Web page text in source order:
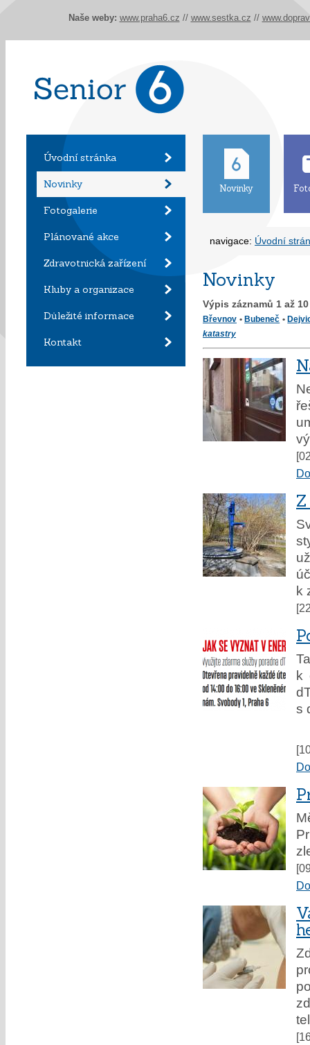
Úvodní stránka
Novinky
Fotogalerie
Plánované akce
Zdravotnická zařízení
Kluby a organizace
Důležité informace
Kontakt
Novinky
navigace: Úvodní
Novinky
Výpis záznamů 1 až 10
Břevnov •Bubeneč •
katastry
k
k
s
Naše weby: www.praha6.cz // www.sestka.cz //